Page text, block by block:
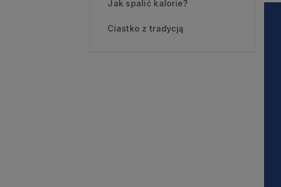
Jak spalić kalorie?
Ciastko z tradycją